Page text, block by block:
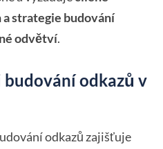
strategie budování
odvětví.
odkazů v
odkazů zajišťuje